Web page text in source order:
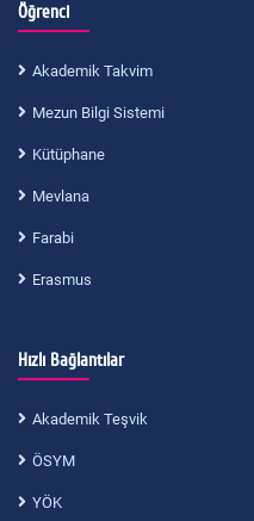
Öğrenci
Akademik Takvim
Mezun Bilgi Sistemi
Kütüphane
Mevlana
Farabi
Erasmus
Hızlı Bağlantılar
Akademik Teşvik
ÖSYM
YÖK